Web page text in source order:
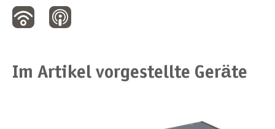
Im Artikel vorgestellte Geräte